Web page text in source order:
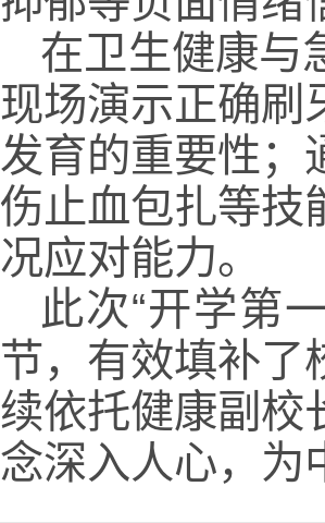
在卫生健康与
现场演示正确刷
发育的重要性；
伤止血包扎等技
况应对能力。
此次“开学第
节，有效填补了
续依托健康副校
念深入人心，为